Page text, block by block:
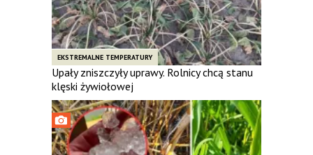
EKSTREMALNE TEMPERATURY
Upały zniszczyły uprawy. Rolnicy chcą stanu
klęski żywiołowej